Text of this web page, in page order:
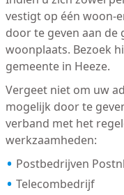
vestigt op één woon-
door te geven aan de
woonplaats. Bezoek
gemeente in Heeze.
Vergeet niet om uw
mogelijk door te
verband met het
werkzaamheden:
Postbedrijven Postnl
Telecombedrijf